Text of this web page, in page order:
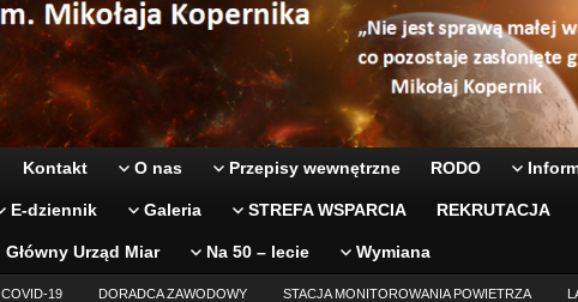
Kontakt O nas Przepisy wewnętrzne RODO
E-dziennik Galeria STREFA WSPARCIA REKRUTACJA
Główny Urząd Miar Na 50 – lecie Wymiana
COVID-19 DORADCA ZAWODOWY STACJA MONITOROWANIA POWIETRZA